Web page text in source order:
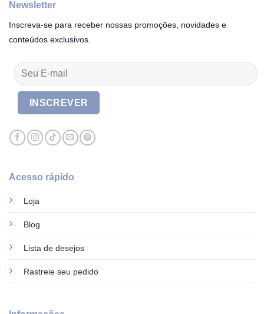
Acesso rápido
Loja
Blog
Lista de desejos
Rastreie seu pedido
Newsletter
Inscreva-se para receber nossas promoções, novidades e
conteúdos exclusivos.